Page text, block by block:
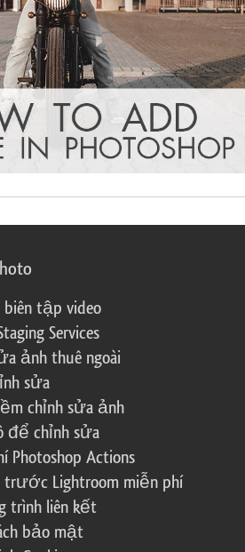
biên tập video
Services
ảnh thuê ngoài
sửa
chỉnh sửa ảnh
để chỉnh sửa
Photoshop Actions
trước Lightroom miễn phí
trình liên kết
bảo mật